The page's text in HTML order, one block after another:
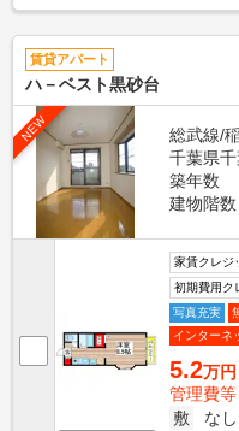
賃貸アパート
ハ－ベスト黒砂台
NEW
総武線/
千葉県
築年数
建物階数
家賃クレジ
初期費用ク
写真充実
インターネ
5.2万円
管理費
敷
なし